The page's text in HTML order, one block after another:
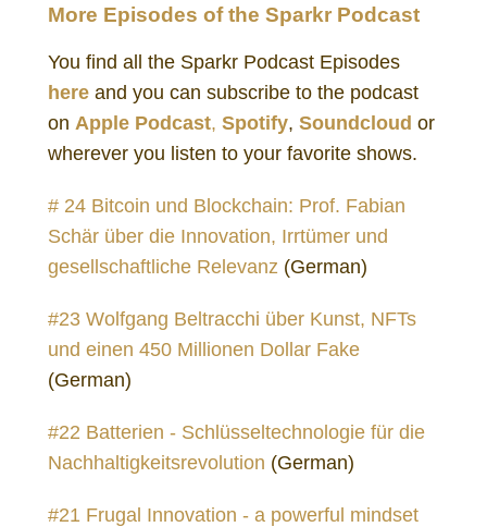
More Episodes of the Sparkr Podcast
You find all the Sparkr Podcast Episodes
here and you can subscribe to the podcast
on Apple Podcast, Spotify, Soundcloud or
wherever you listen to your favorite shows.
# 24 Bitcoin und Blockchain: Prof. Fabian
Schär über die Innovation, Irrtümer und
gesellschaftliche Relevanz (German)
#23 Wolfgang Beltracchi über Kunst, NFTs
und einen 450 Millionen Dollar Fake
(German)
#22 Batterien - Schlüsseltechnologie für die
Nachhaltigkeitsrevolution (German)
#21 Frugal Innovation - a powerful mindset